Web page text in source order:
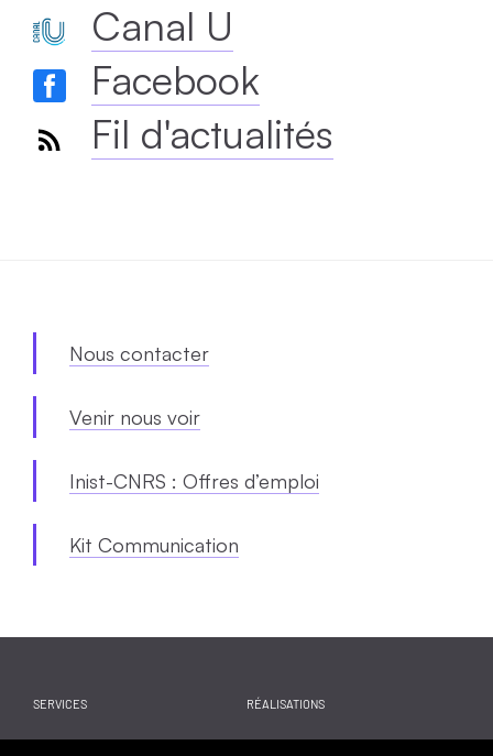
Canal U
Facebook
Fil d'actualités
Nous contacter
Venir nous voir
Inist-CNRS : Offres d’emploi
Kit Communication
SERVICES RÉALISATIONS